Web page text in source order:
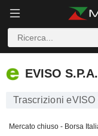
EVISO S.P.A.
EVISO S.P.A.
Trascrizioni eVISO
Mercato chiuso - Borsa